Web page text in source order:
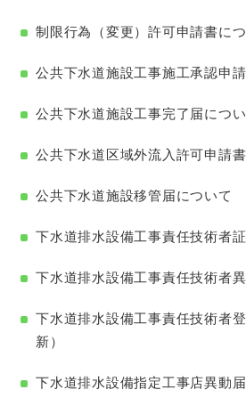
制限行為（変更）許可申請書に
公共下水道施設工事施工承認申
公共下水道施設工事完了届につ
公共下水道区域外流入許可申請
公共下水道施設移管届について
下水道排水設備工事責任技術者
下水道排水設備工事責任技術者
下水道排水設備工事責任技術者
新）
下水道排水設備指定工事店異動届